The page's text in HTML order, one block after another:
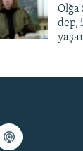
Olğa
dep,